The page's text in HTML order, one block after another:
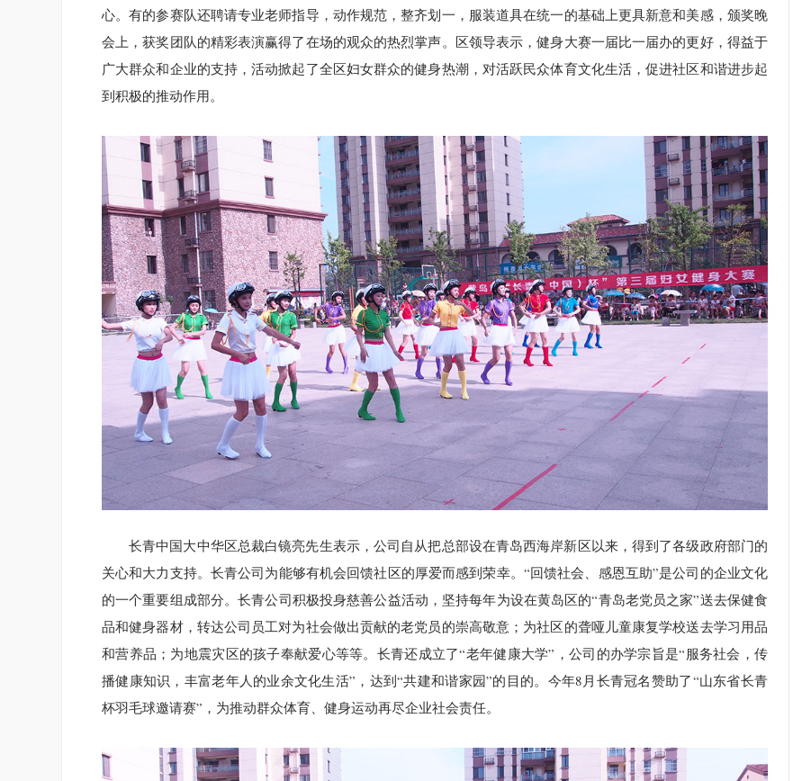
心。有的参赛队还聘请专业老师指导，动作规范，整齐划一，服装道具在统一的基础上更具新意和美感，颁奖晚
会上，获奖团队的精彩表演赢得了在场的观众的热烈掌声。区领导表示，健身大赛一届比一届办的更好，得益于
广大群众和企业的支持，活动掀起了全区妇女群众的健身热潮，对活跃民众体育文化生活，促进社区和谐进步起
到积极的推动作用。
长青中国大中华区总裁白镜亮先生表示，公司自从把总部设在青岛西海岸新区以来，得到了各级政府部门的
关心和大力支持。长青公司为能够有机会回馈社区的厚爱而感到荣幸。“回馈社会、感恩互助”是公司的企业文化
的一个重要组成部分。长青公司积极投身慈善公益活动，坚持每年为设在黄岛区的“青岛老党员之家”送去保健食
品和健身器材，转达公司员工对为社会做出贡献的老党员的崇高敬意；为社区的聋哑儿童康复学校送去学习用品
和营养品；为地震灾区的孩子奉献爱心等等。长青还成立了“老年健康大学”，公司的办学宗旨是“服务社会，传
播健康知识，丰富老年人的业余文化生活”，达到“共建和谐家园”的目的。今年8月长青冠名赞助了“山东省长青
杯羽毛球邀请赛”，为推动群众体育、健身运动再尽企业社会责任。